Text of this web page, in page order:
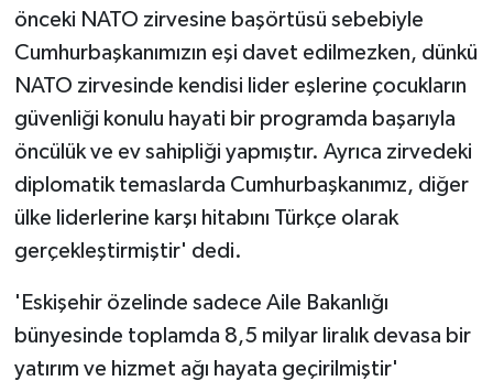
önceki NATO zirvesine başörtüsü sebebiyle
Cumhurbaşkanımızın eşi davet edilmezken, dünkü
NATO zirvesinde kendisi lider eşlerine çocukların
güvenliği konulu hayati bir programda başarıyla
öncülük ve ev sahipliği yapmıştır. Ayrıca zirvedeki
diplomatik temaslarda Cumhurbaşkanımız, diğer
ülke liderlerine karşı hitabını Türkçe olarak
gerçekleştirmiştir' dedi.
'Eskişehir özelinde sadece Aile Bakanlığı
bünyesinde toplamda 8,5 milyar liralık devasa bir
yatırım ve hizmet ağı hayata geçirilmiştir'